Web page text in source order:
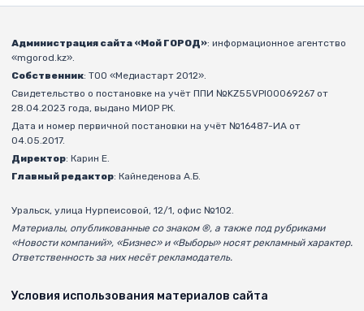
Администрация сайта «Мой ГОРОД»: информационное агентство
«mgorod.kz».
Собственник: ТОО «Медиастарт 2012».
Свидетельство о постановке на учёт ППИ №KZ55VPI00069267 от
28.04.2023 года, выдано МИОР РК.
Дата и номер первичной постановки на учёт №16487-ИА от
04.05.2017.
Директор: Карин Е.
Главный редактор: Кайнеденова А.Б.
Уральск, улица Нурпеисовой, 12/1, офис №102.
Материалы, опубликованные со знаком ®, а также под рубриками
«Новости компаний», «Бизнес» и «Выборы» носят рекламный характер.
Ответственность за них несёт рекламодатель.
Условия использования материалов сайта